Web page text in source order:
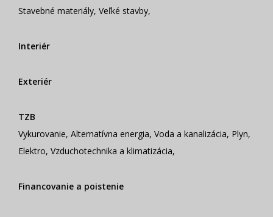
Stavebné materiály, Veľké stavby,
Interiér
Exteriér
TZB
Vykurovanie, Alternatívna energia, Voda a kanalizácia, Plyn,
Elektro, Vzduchotechnika a klimatizácia,
Financovanie a poistenie